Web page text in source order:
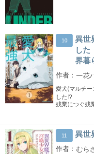
10
異世
し
界暮
一花
愛犬(マルチー
した!?
残業につぐ残
11 異世
むら